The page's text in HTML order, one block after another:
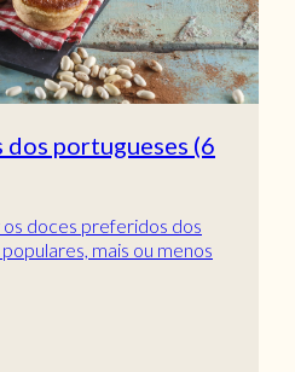
portugueses (6
doces preferidos dos
mais ou menos